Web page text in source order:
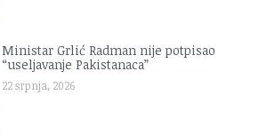
Ministar Grlić Radman nije potpisao
“useljavanje Pakistanaca”
22 srpnja, 2026